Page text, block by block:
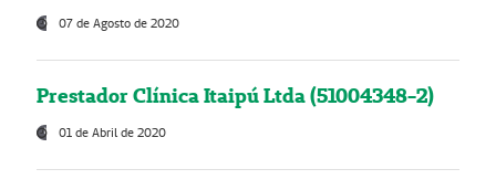
07 de Agosto de 2020
Prestador Clínica Itaipú Ltda (51004348-2)
01 de Abril de 2020